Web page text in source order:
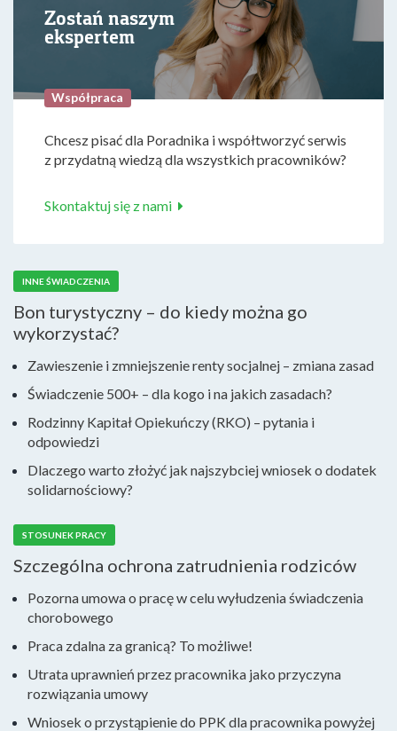
Zostań naszym
ekspertem
Współpraca
Chcesz pisać dla Poradnika i współtworzyć serwis
z przydatną wiedzą dla wszystkich pracowników?
Skontaktuj się z nami
INNE ŚWIADCZENIA
Bon turystyczny – do kiedy można go
wykorzystać?
Zawieszenie i zmniejszenie renty socjalnej – zmiana zasad
Świadczenie 500+ – dla kogo i na jakich zasadach?
Rodzinny Kapitał Opiekuńczy (RKO) – pytania i
odpowiedzi
Dlaczego warto złożyć jak najszybciej wniosek o dodatek
solidarnościowy?
STOSUNEK PRACY
Szczególna ochrona zatrudnienia rodziców
Pozorna umowa o pracę w celu wyłudzenia świadczenia
chorobowego
Praca zdalna za granicą? To możliwe!
Utrata uprawnień przez pracownika jako przyczyna
rozwiązania umowy
Wniosek o przystąpienie do PPK dla pracownika powyżej